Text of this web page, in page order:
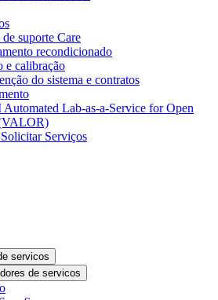
de suporte Care
recondicionado
e calibração
do sistema e contratos
Lab-as-a-Service for Open
Serviços
servicos
de servicos